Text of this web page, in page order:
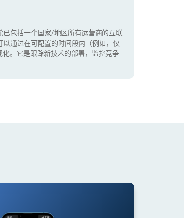
已包括一个国家/地区所有运营商的互联
通过在可配置的时间段内（例如，仅
化。它是跟踪新技术的部署，监控竞争